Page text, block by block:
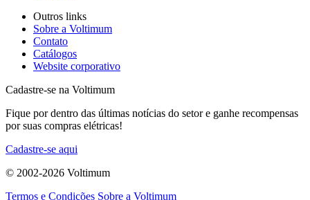
Outros links
Sobre a Voltimum
Contato
Catálogos
Website corporativo
Cadastre-se na Voltimum
Fique por dentro das últimas notícias do setor e ganhe recompensas
por suas compras elétricas!
Cadastre-se aqui
© 2002-2026 Voltimum
Termos e Condições Sobre a Voltimum